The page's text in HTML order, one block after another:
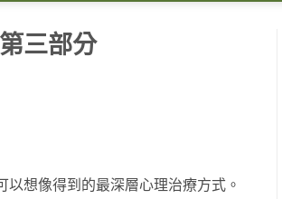
三部分
想像得到的最深層心理治療方式。